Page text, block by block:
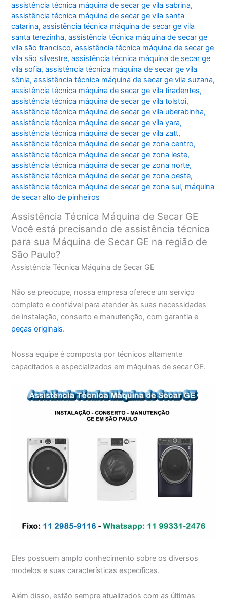
assistência técnica máquina de secar ge vila sabrina,
assistência técnica máquina de secar ge vila santa
catarina,assistência técnica máquina de secar ge vila
santa terezinha,assistência técnica máquina de secar ge
vila são francisco,assistência técnica máquina de secar ge
vila são silvestre,assistência técnica máquina de secar ge
vila sofia,assistência técnica máquina de secar ge vila
sônia,assistência técnica máquina de secar ge vila suzana,
assistência técnica máquina de secar ge vila tiradentes,
assistência técnica máquina de secar ge vila tolstoi,
assistência técnica máquina de secar ge vila uberabinha,
assistência técnica máquina de secar ge vila yara,
assistência técnica máquina de secar ge vila zatt,
assistência técnica máquina de secar ge zona centro,
assistência técnica máquina de secar ge zona leste,
assistência técnica máquina de secar ge zona norte,
assistência técnica máquina de secar ge zona oeste,
assistência técnica máquina de secar ge zona sul, máquina
de secar alto de pinheiros
Assistência Técnica Máquina de Secar GE
Você está precisando de assistência técnica
para sua Máquina de Secar GE na região de
São Paulo?
Assistência Técnica Máquina de Secar GE
Não se preocupe, nossa empresa oferece um serviço
completo e confiável para atender às suas necessidades
de instalação, conserto e manutenção, com garantia e
peças originais.
Nossa equipe é composta por técnicos altamente
capacitados e especializados em máquinas de secar GE.
Eles possuem amplo conhecimento sobre os diversos
modelos e suas características específicas.
Além disso, estão sempre atualizados com as últimas